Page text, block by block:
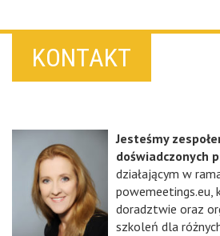
KONTAKT
Jesteśmy
doświadczonych
działającym w
powemeetings.eu,
doradztwie oraz
szkoleń dla